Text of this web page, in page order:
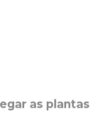
as plantas